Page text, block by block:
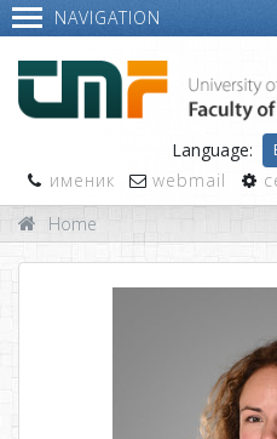
NAVIGATION
Language:
именик webmail
Home